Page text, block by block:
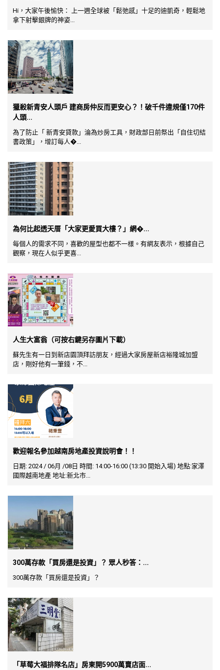
Hi，大家午後愉快： 上一週全球被「鬆弛感」十足的迪凱奇，輕鬆地
拿下射擊銀牌的神姿...
獵殺新青安人頭戶 建商房仲反而更安心？！破千件違規僅170件
人頭...
為了防止「 新青安貸款」淪為炒房工具，財政部日前祭出「自住切結
書政策」，增訂每人�...
為何比起透天厝「大家更愛買大樓？」網�...
每個人的需求不同，喜歡的屋型也都不一樣。有網友表示，根據自己
觀察，現在人似乎更喜...
人生大富翁（可按右鍵另存圖片下載）
蘇先生有一日到新店園頂拜訪朋友，經過大家房屋新店裕隆城加盟
店，剛好他有一筆錢，不...
歡迎報名參加越南房地產投資說明會！！
日期: 2024 / 06月 /08日 時間: 14:00-16:00 (13:30 開始入場) 地點:家澤
國際越南地產 地址:新北市...
300萬存款「買房還是投資」？ 眾人秒答：...
300萬存款「買房還是投資」？
「草莓大福排隊名店」房東開5900萬賣店面...